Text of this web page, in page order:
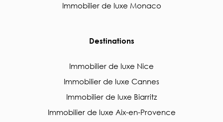
Immobilier de luxe Monaco
Destinations
Immobilier de luxe Nice
Immobilier de luxe Cannes
Immobilier de luxe Biarritz
Immobilier de luxe Aix-en-Provence